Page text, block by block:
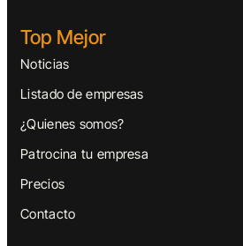
Top Mejor
Noticias
Listado de empresas
¿Quienes somos?
Patrocina tu empresa
Precios
Contacto